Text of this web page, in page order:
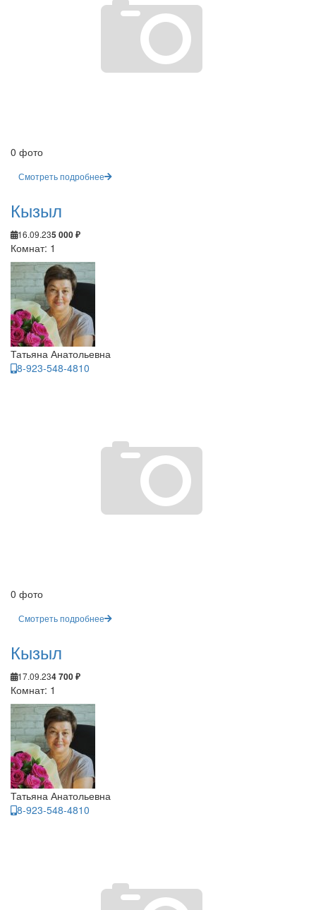
0 фото
Смотреть подробнее
Кызыл
16.09.235 000 ₽
Комнат: 1
Татьяна Анатольевна
8-923-548-4810
0 фото
Смотреть подробнее
Кызыл
17.09.234 700 ₽
Комнат: 1
Татьяна Анатольевна
8-923-548-4810